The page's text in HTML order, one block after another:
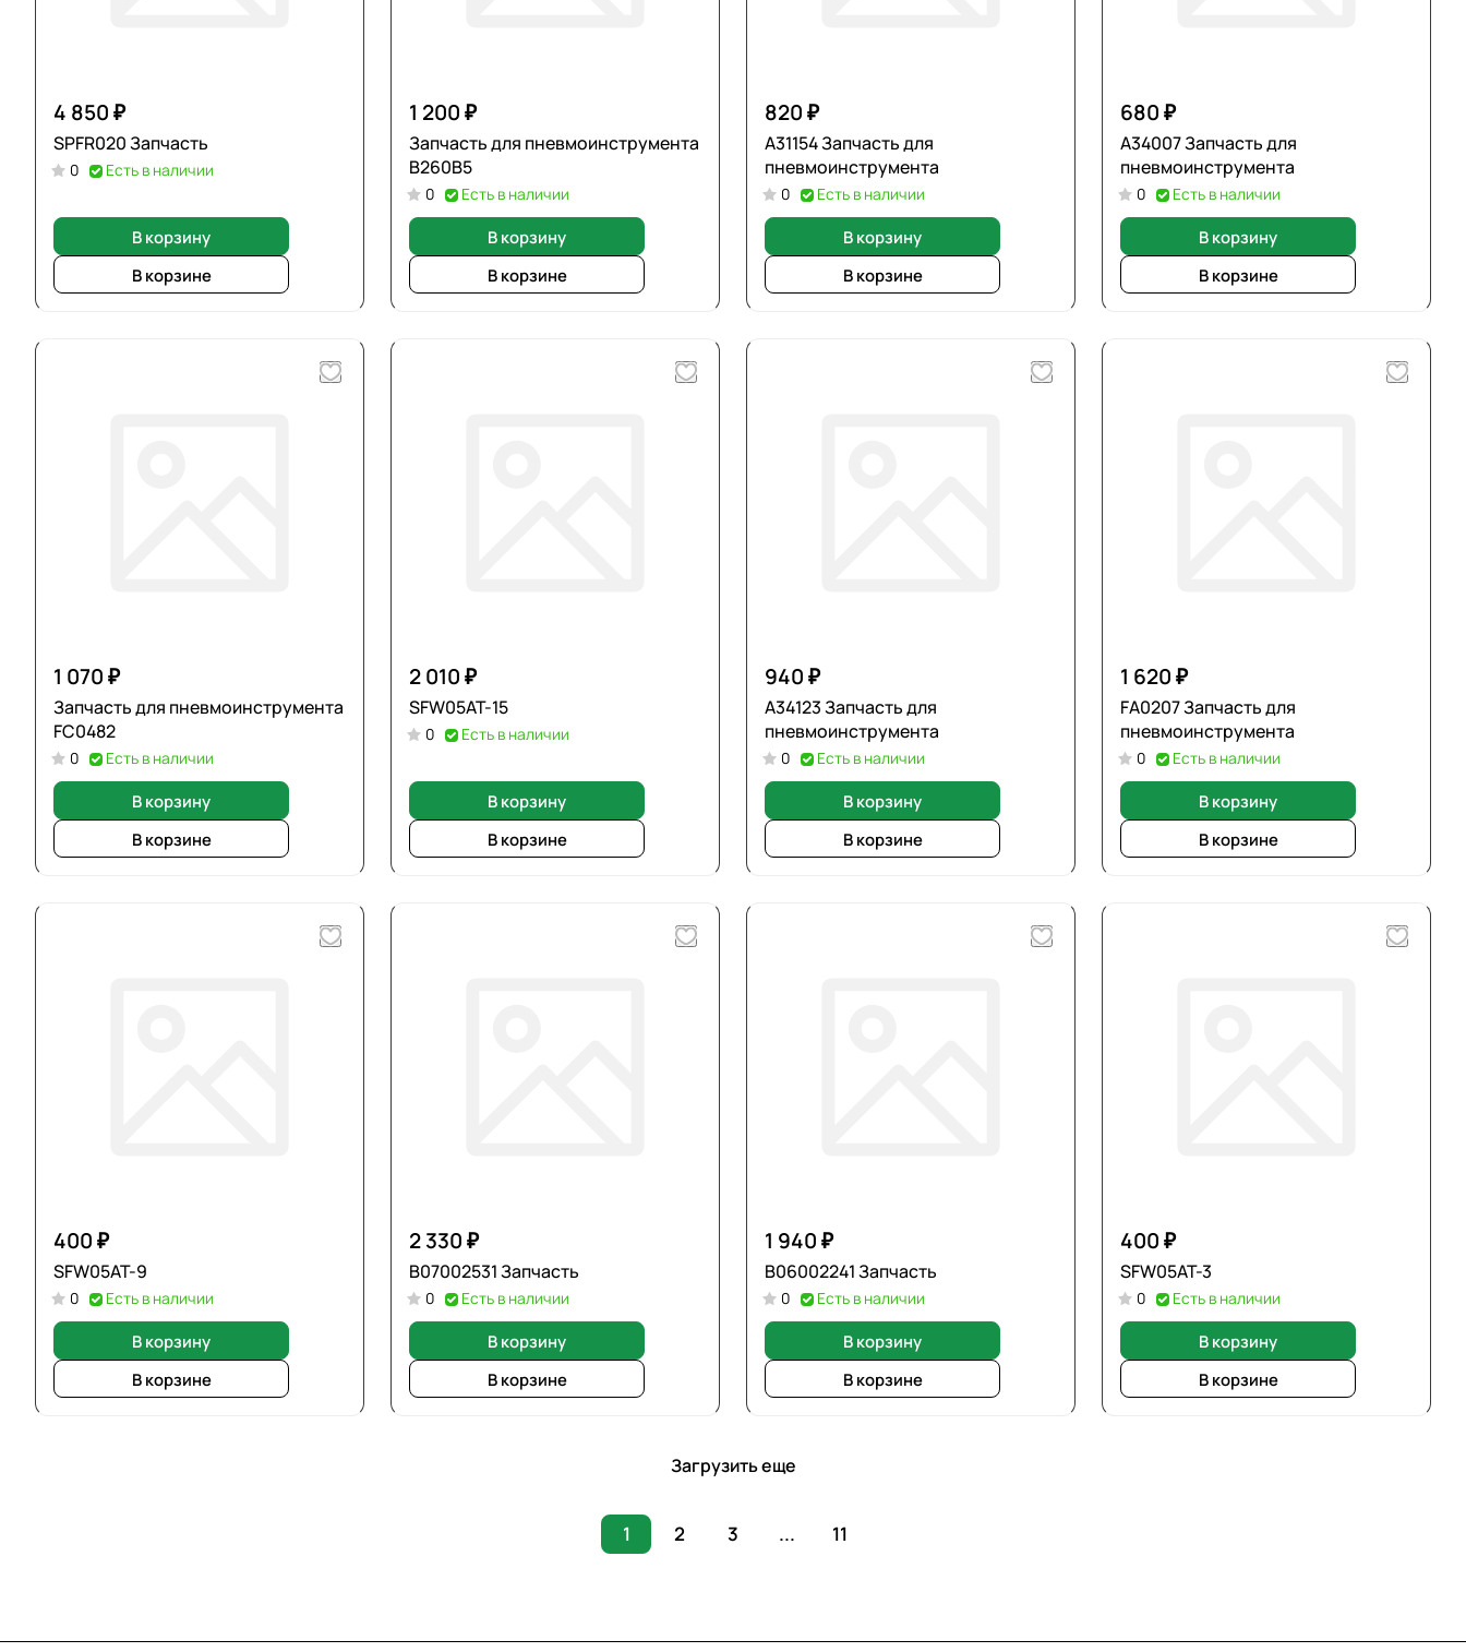
4 850 ₽
SPFR020 Запчасть
0 Есть в наличии
В корзину
В корзине
1 200 ₽
Запчасть для пневмоинструмента
В260В5
0 Есть в наличии
В корзину
В корзине
820 ₽
А31154 Запчасть для
пневмоинструмента
0 Есть в наличии
В корзину
В корзине
680 ₽
А34007 Запчасть для
пневмоинструмента
0 Есть в наличии
В корзину
В корзине
1 070 ₽
Запчасть для пневмоинструмента
FC0482
0 Есть в наличии
В корзину
В корзине
2 010 ₽
SFW05AT-15
0 Есть в наличии
В корзину
В корзине
940 ₽
А34123 Запчасть для
пневмоинструмента
0 Есть в наличии
В корзину
В корзине
1 620 ₽
FA0207 Запчасть для
пневмоинструмента
0 Есть в наличии
В корзину
В корзине
400 ₽
SFW05AT-9
0 Есть в наличии
В корзину
В корзине
2 330 ₽
В07002531 Запчасть
0 Есть в наличии
В корзину
В корзине
1 940 ₽
В06002241 Запчасть
0 Есть в наличии
В корзину
В корзине
400 ₽
SFW05AT-3
0 Есть в наличии
В корзину
В корзине
Загрузить еще
1 2 3 ... 11